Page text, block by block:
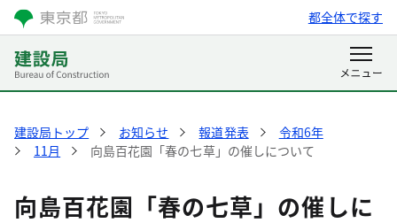
都全体で探す
建設局トップ お知らせ 報道発表
令和6年
11月
向島百花園「春の七草」の催しについて
向島百花園「春の七草」の催しに